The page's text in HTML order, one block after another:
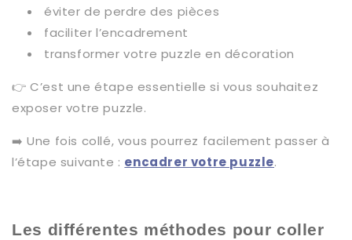
éviter de perdre des pièces
faciliter l’encadrement
transformer votre puzzle en décoration
👉 C’est une étape essentielle si vous souhaitez
exposer votre puzzle.
➡️ Une fois collé, vous pourrez facilement passer à
l’étape suivante : encadrer votre puzzle.
Les différentes méthodes pour coller